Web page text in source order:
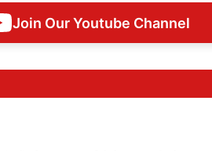
Join Our Youtube Channel